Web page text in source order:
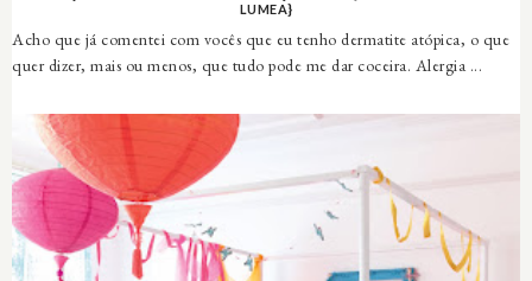
LUMEA}
Acho que já comentei com vocês que eu tenho dermatite atópica, o que
quer dizer, mais ou menos, que tudo pode me dar coceira. Alergia ...